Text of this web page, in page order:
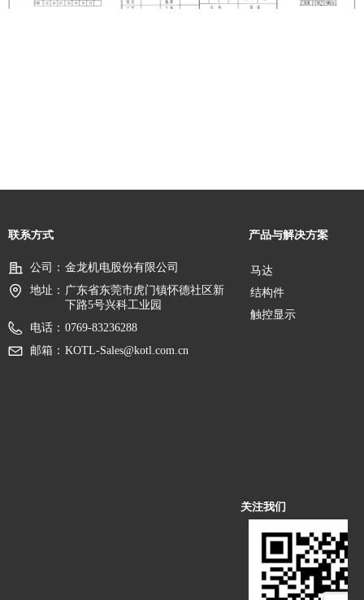
联系方式
公司： 金龙机电股份有限公司
地址： 广东省东莞市虎门镇怀德社区新
下路5号兴科工业园
电话： 0769-83236288
邮箱： KOTL-Sales@kotl.com.cn
产品与解决方案
马达
结构件
触控显示
关注我们